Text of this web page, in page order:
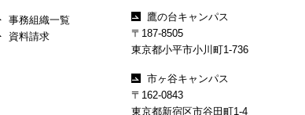
事務組織一覧
資料請求
鷹の台キャンパス
〒187-8505
東京都小平市小川町1-736
市ヶ谷キャンパス
〒162-0843
東京都新宿区市谷田町1-4